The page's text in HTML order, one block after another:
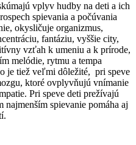
vplyv hudby na deti a ich
spievania a počúvania
okysličuje organizmus,
fantáziu, vyššie city,
vzťah k umeniu a k prírode,
melódie, rytmu a tempa
je tiež veľmi dôležité, pri speve
ktoré ovplyvňujú vnímanie
Pri speve deti prežívajú
spievanie pomáha aj